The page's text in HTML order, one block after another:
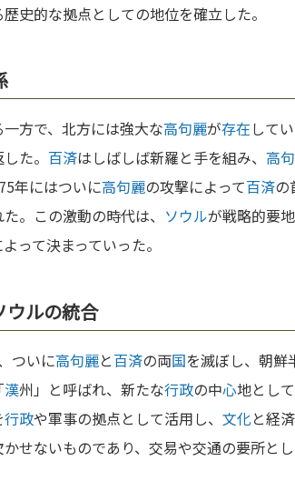
史的な拠点としての地位を確立した。
方で、北方には強大な高句麗が存在してい
た。 百済はしばしば新羅と手を組み、 高
年にはついに高句麗の攻撃によって百済の
。この激動の時代は、 ソウルが戦略的要
って決まっていった。
ウルの統合
ついに高句麗と百済の両国を滅ぼし、朝鮮
漢州」と呼ばれ、新たな行政の中心地とし
行政や軍事の拠点として活用し、 文化と経
せないものであり、交易や交通の要所と